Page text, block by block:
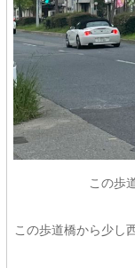
この歩
この歩道橋から少し